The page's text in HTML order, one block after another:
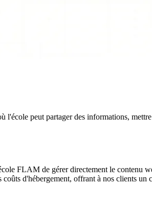
l'école peut partager des informations,
FLAM de gérer directement le contenu
d'hébergement, offrant à nos clients un